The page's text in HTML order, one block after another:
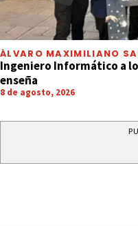
ÁLVARO MAXIMILIANO
Ingeniero Informático a
enseña
8 de agosto, 2026